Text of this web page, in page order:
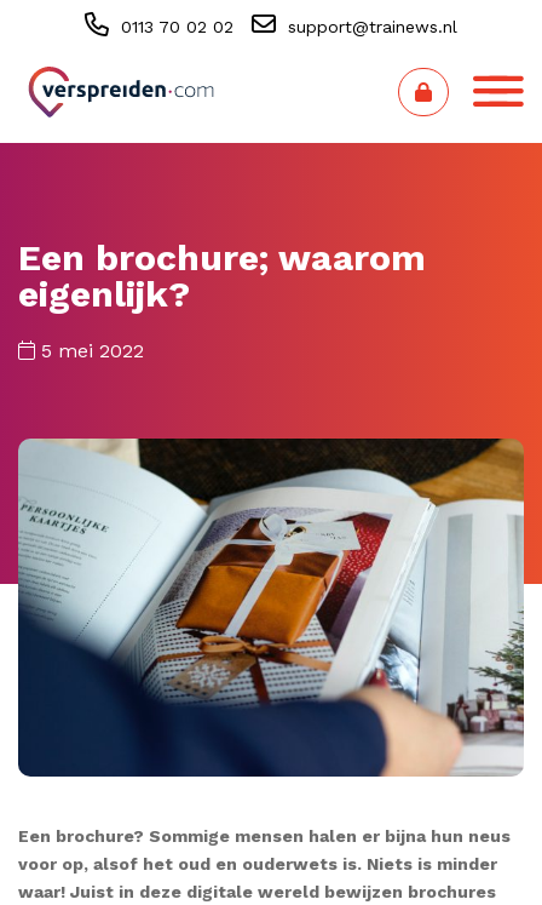
0113 70 02 02 support@trainews.nl
Een brochure; waarom
eigenlijk?
5 mei 2022
Een brochure? Sommige mensen halen er bijna hun neus
voor op, alsof het oud en ouderwets is. Niets is minder
waar! Juist in deze digitale wereld bewijzen brochures